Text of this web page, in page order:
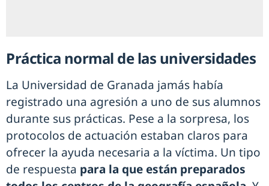
Práctica normal de las universidades
La Universidad de Granada jamás había
registrado una agresión a uno de sus alumnos
durante sus prácticas. Pese a la sorpresa, los
protocolos de actuación estaban claros para
ofrecer la ayuda necesaria a la víctima. Un tipo
de respuesta para la que están preparados